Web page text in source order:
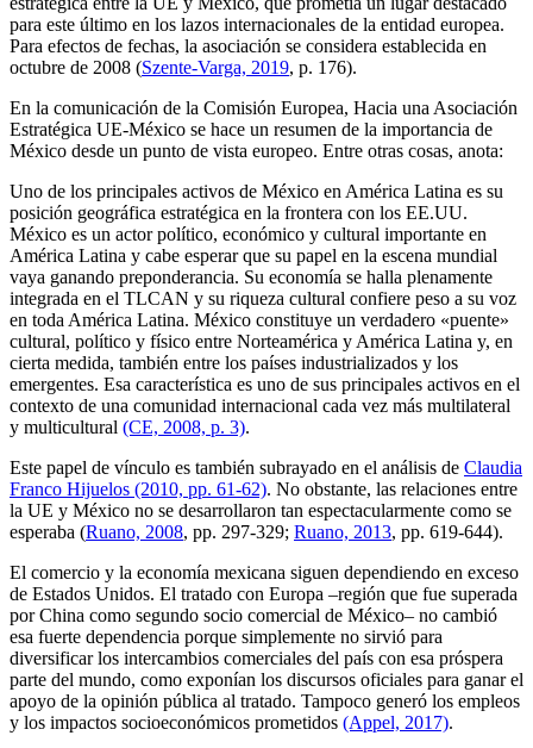
para este último en los lazos internacionales de la entidad europea.
Para efectos de fechas, la asociación se considera establecida en
octubre de 2008 (Szente-Varga, 2019, p. 176).
En la comunicación de la Comisión Europea, Hacia una Asociación
Estratégica UE-México se hace un resumen de la importancia de
México desde un punto de vista europeo. Entre otras cosas, anota:
Uno de los principales activos de México en América Latina es su
posición geográfica estratégica en la frontera con los EE.UU.
México es un actor político, económico y cultural importante en
América Latina y cabe esperar que su papel en la escena mundial
vaya ganando preponderancia. Su economía se halla plenamente
integrada en el TLCAN y su riqueza cultural confiere peso a su voz
en toda América Latina. México constituye un verdadero «puente»
cultural, político y físico entre Norteamérica y América Latina y, en
cierta medida, también entre los países industrializados y los
emergentes. Esa característica es uno de sus principales activos en el
contexto de una comunidad internacional cada vez más multilateral
y multicultural (CE, 2008, p. 3).
Este papel de vínculo es también subrayado en el análisis de Claudia
Franco Hijuelos (2010, pp. 61-62). No obstante, las relaciones entre
la UE y México no se desarrollaron tan espectacularmente como se
esperaba (Ruano, 2008, pp. 297-329; Ruano, 2013, pp. 619-644).
El comercio y la economía mexicana siguen dependiendo en exceso
de Estados Unidos. El tratado con Europa –región que fue superada
por China como segundo socio comercial de México– no cambió
esa fuerte dependencia porque simplemente no sirvió para
diversificar los intercambios comerciales del país con esa próspera
parte del mundo, como exponían los discursos oficiales para ganar el
apoyo de la opinión pública al tratado. Tampoco generó los empleos
y los impactos socioeconómicos prometidos (Appel, 2017).